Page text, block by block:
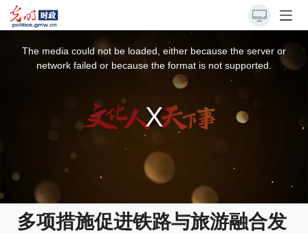
The media could not be loaded, either because the server or
network failed or because the format is not supported.
多项措施促进铁路与旅游融合发